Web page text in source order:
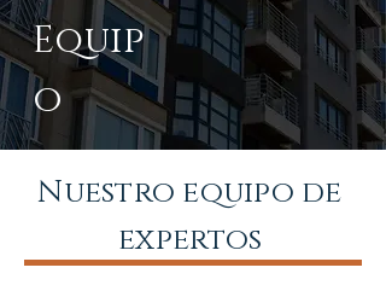
Equip
o
Nuestro equipo de
expertos